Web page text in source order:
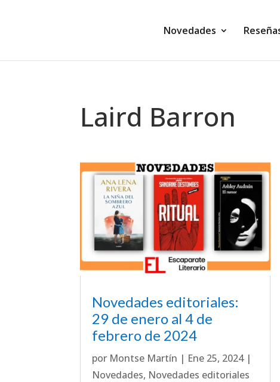
Novedades
Laird Barron
Novedades editoriales:
29 de enero al 4 de
febrero de 2024
por Montse Martín | Ene 25, 2024|
Novedades, Novedades editoriales